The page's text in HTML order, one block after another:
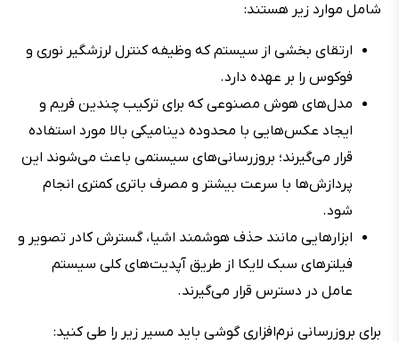
شامل موارد زیر هستند:
ارتقای بخشی از سیستم که وظیفه کنترل لرزشگیر نوری و
فوکوس را بر عهده دارد.
مدل‎‌های هوش مصنوعی که برای ترکیب چندین فریم و
ایجاد عکس‌هایی با محدوده دینامیکی بالا مورد استفاده
قرار می‌گیرند؛ بروزرسانی‌های سیستمی باعث می‌شوند این
پردازش‌ها با سرعت بیشتر و مصرف باتری کمتری انجام
شود.
ابزارهایی مانند حذف هوشمند اشیا، گسترش کادر تصویر و
فیلترهای سبک لایکا از طریق آپدیت‌های کلی سیستم
عامل در دسترس قرار می‌گیرند.
برای بروزرسانی نرم‌افزاری گوشی باید مسیر زیر را طی کنید: